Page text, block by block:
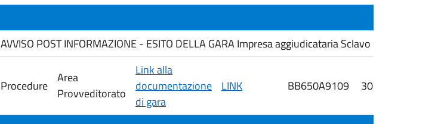
AVVISO POST INFORMAZIONE - ESITO DELLA GARA Impresa aggiudicataria Sclavo Diagnostics
Procedure
Area
Provveditorato
Link alla
documentazione
di gara
LINK BB650A9109 30/07/2026